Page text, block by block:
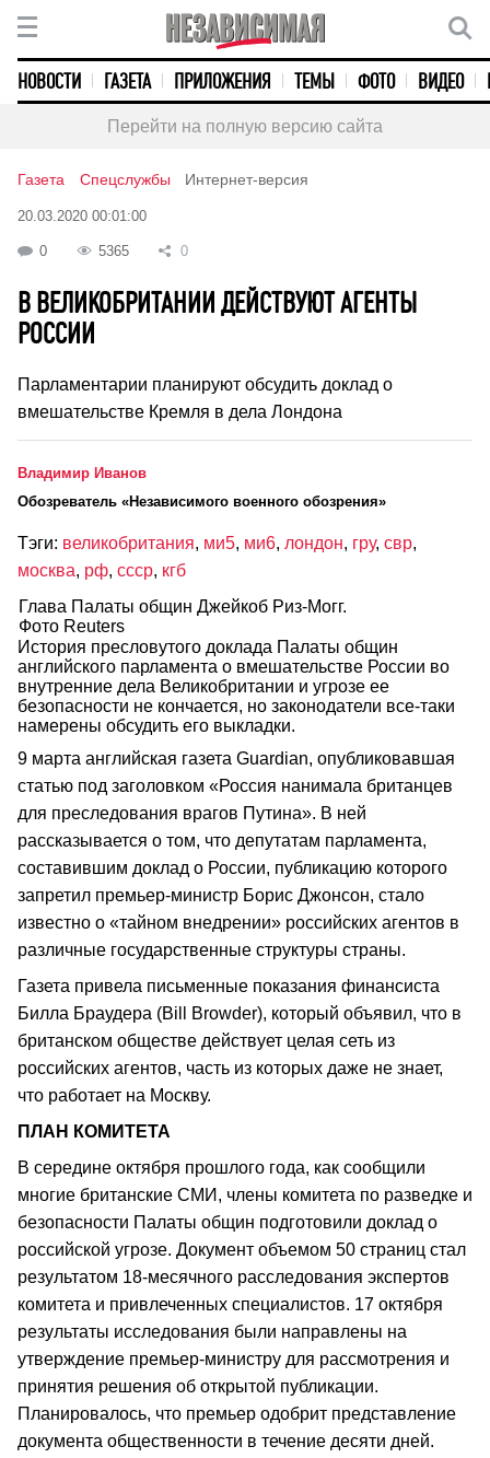
НОВОСТИ ГАЗЕТА ПРИЛОЖЕНИЯ ТЕМЫ ФОТО ВИДЕО
Перейти на полную версию сайта
Газета Спецслужбы Интернет-версия
20.03.2020 00:01:00
0 5365 0
В ВЕЛИКОБРИТАНИИ ДЕЙСТВУЮТ АГЕНТЫ
РОССИИ
Парламентарии планируют обсудить доклад о
вмешательстве Кремля в дела Лондона
Владимир Иванов
Обозреватель «Независимого военного обозрения»
Тэги: великобритания, ми5, ми6, лондон, гру, свр,
москва, рф, ссср, кгб
Глава Палаты общин Джейкоб Риз-Могг.
Фото Reuters
История пресловутого доклада Палаты общин
английского парламента о вмешательстве России во
внутренние дела Великобритании и угрозе ее
безопасности не кончается, но законодатели все-таки
намерены обсудить его выкладки.
9 марта английская газета Guardian, опубликовавшая
статью под заголовком «Россия нанимала британцев
для преследования врагов Путина». В ней
рассказывается о том, что депутатам парламента,
составившим доклад о России, публикацию которого
запретил премьер-министр Борис Джонсон, стало
известно о «тайном внедрении» российских агентов в
различные государственные структуры страны.
Газета привела письменные показания финансиста
Билла Браудера (Bill Browder), который объявил, что в
британском обществе действует целая сеть из
российских агентов, часть из которых даже не знает,
что работает на Москву.
ПЛАН КОМИТЕТА
В середине октября прошлого года, как сообщили
многие британские СМИ, члены комитета по разведке и
безопасности Палаты общин подготовили доклад о
российской угрозе. Документ объемом 50 страниц стал
результатом 18-месячного расследования экспертов
комитета и привлеченных специалистов. 17 октября
результаты исследования были направлены на
утверждение премьер-министру для рассмотрения и
принятия решения об открытой публикации.
Планировалось, что премьер одобрит представление
документа общественности в течение десяти дней.